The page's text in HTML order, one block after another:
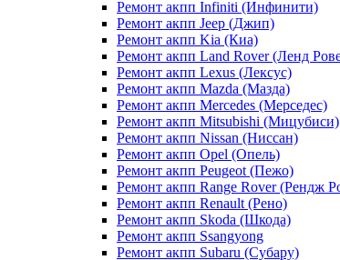
Ремонт акпп Infiniti (Инфинити)
Ремонт акпп Jeep (Джип)
Ремонт акпп Kia (Киа)
Ремонт акпп Land Rover (Ленд
Ремонт акпп Lexus (Лексус)
Ремонт акпп Mazda (Мазда)
Ремонт акпп Mercedes (Мерседес)
Ремонт акпп Mitsubishi (Мицубиси)
Ремонт акпп Nissan (Ниссан)
Ремонт акпп Opel (Опель)
Ремонт акпп Peugeot (Пежо)
Ремонт акпп Range Rover (Рендж
Ремонт акпп Renault (Рено)
Ремонт акпп Skoda (Шкода)
Ремонт акпп Ssangyong
Ремонт акпп Subaru (Cубару)